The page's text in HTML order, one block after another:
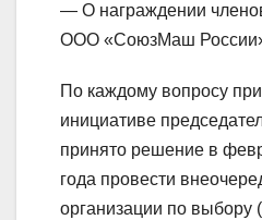
— О награждении
ООО «СоюзМаш
По каждому вопросу
инициативе
принято решение в
года провести
организации по выбору